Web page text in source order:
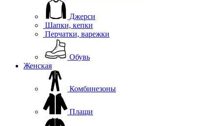
Джерси
Шапки, кепки
Перчатки, варежки
Обувь
Женская
Комбинезоны
Плащи